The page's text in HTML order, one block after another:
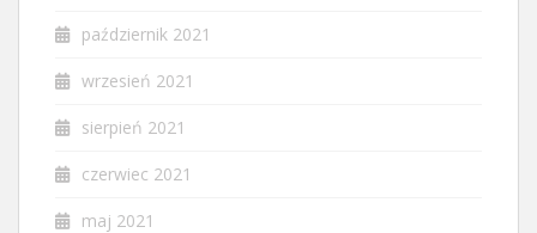
październik 2021
wrzesień 2021
sierpień 2021
czerwiec 2021
maj 2021